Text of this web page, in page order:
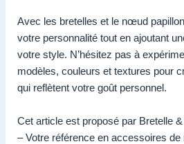
Avec les bretelles et le nœud
votre personnalité tout en ajoutant
votre style. N’hésitez pas à
modèles, couleurs et textures pour
qui reflètent votre goût personnel.
Cet article est proposé par Bretelle
– Votre référence en accessoires de